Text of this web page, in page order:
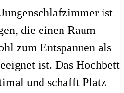
ist
die einen Raum
zum Entspannen als
ist. Das Hochbett
und schafft Platz